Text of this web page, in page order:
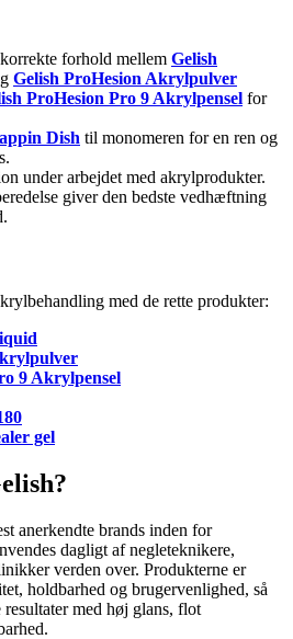
forhold mellem Gelish
Gelish ProHesion Akrylpulver
ProHesion Pro 9 Akrylpensel for
Dish til monomeren for en ren og
under arbejdet med akrylprodukter.
giver den bedste vedhæftning
med de rette produkter:
9 Akrylpensel
gel
anerkendte brands inden for
dagligt af negleteknikere,
verden over. Produkterne er
holdbarhed og brugervenlighed, så
med høj glans, flot